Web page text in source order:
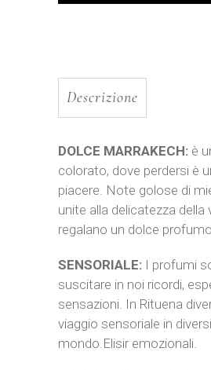
Descrizione
DOLCE MARRAKECH: è
colorato, dove perdersi è
piacere. Note golose di
unite alla delicatezza della
regalano un dolce
SENSORIALE: I profumi
suscitare in noi ricordi,
sensazioni. In Rituena
viaggio sensoriale in
mondo.Elisir emozionali.